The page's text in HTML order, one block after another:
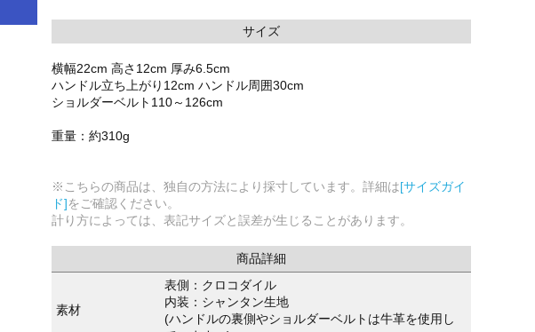
サイズ
横幅22cm 高さ12cm 厚み6.5cm
ハンドル立ち上がり12cm ハンドル周囲30cm
ショルダーベルト110～126cm
重量：約310g
※こちらの商品は、独自の方法により採寸しています。詳細は[サイズガイ
ド]をご確認ください。
計り方によっては、表記サイズと誤差が生じることがあります。
商品詳細
素材
表側：クロコダイル
内装：シャンタン生地
(ハンドルの裏側やショルダーベルトは牛革を使用し